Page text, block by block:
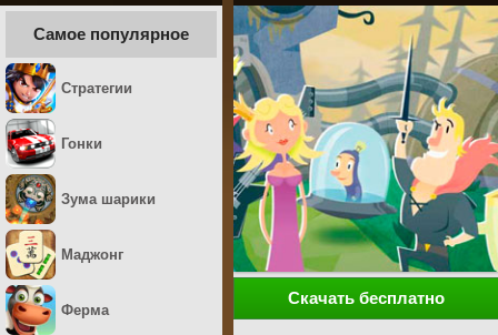
Скачать бесплатно
Самое популярное
Стратегии
Гонки
Зума шарики
Маджонг
Ферма